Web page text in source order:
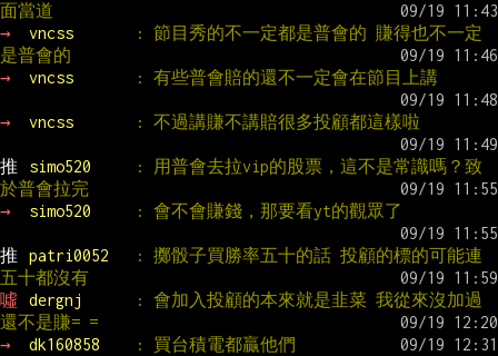
面當道
→
vncss
: 節目秀的不一定都是普會的 賺得也不一定
是普會的
→
vncss : 有些普會賠的還不一定會在節目上講
→ vncss : 不過講賺不講賠很多投顧都這樣啦
推 simo520
: 用普會去拉vip的股票，這不是常識嗎？致
於普會拉完
→
simo520 : 會不會賺錢，那要看yt的觀眾了
推 patri0052
: 擲骰子買勝率五十的話 投顧的標的可能連
五十都沒有
噓
dergnj
: 會加入投顧的本來就是韭菜 我從來沒加過
還不是賺= =
→
dk160858
: 買台積電都贏他們